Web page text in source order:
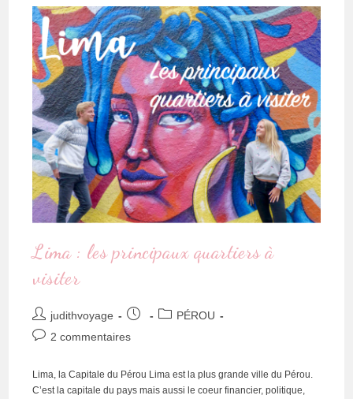
Lima : les principaux quartiers à
visiter
judithvoyage
PÉROU
2 commentaires
Lima, la Capitale du Pérou Lima est la plus grande ville du Pérou.
C’est la capitale du pays mais aussi le coeur financier, politique,